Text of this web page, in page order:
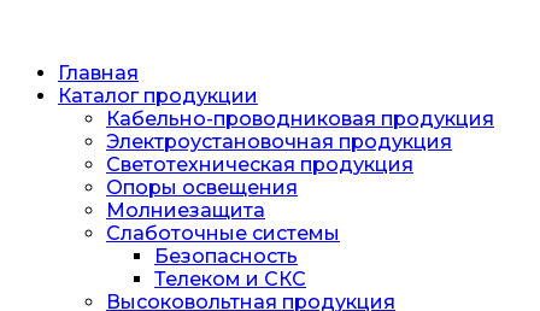
Главная
Каталог продукции
Кабельно-проводниковая продукция
Электроустановочная продукция
Светотехническая продукция
Опоры освещения
Молниезащита
Слаботочные системы
Безопасность
Телеком и СКС
Высоковольтная продукция